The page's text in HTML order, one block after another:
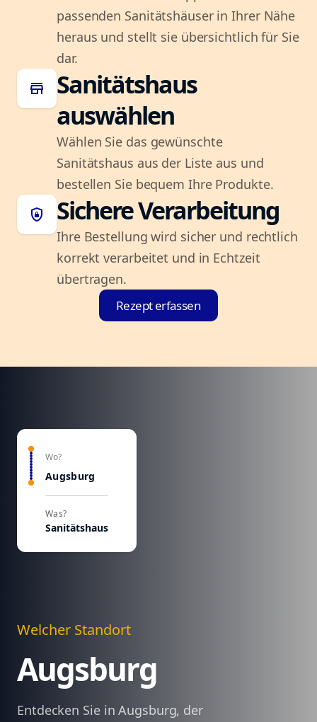
passenden Sanitätshäuser in Ihrer Nähe
heraus und stellt sie übersichtlich für Sie
dar.
store
Sanitätshaus
auswählen
Wählen Sie das gewünschte
Sanitätshaus aus der Liste aus und
bestellen Sie bequem Ihre Produkte.
shield_lock Sichere Verarbeitung
Ihre Bestellung wird sicher und rechtlich
korrekt verarbeitet und in Echtzeit
übertragen.
Rezept erfassen
Wo?
Augsburg
Was?
Sanitätshaus
Welcher Standort
Augsburg
Entdecken Sie in Augsburg, der